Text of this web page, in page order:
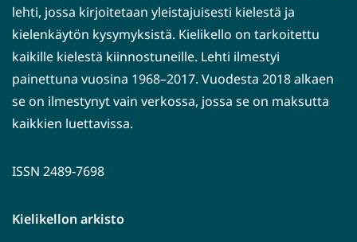
lehti, jossa kirjoitetaan yleistajuisesti kielestä ja
kielenkäytön kysymyksistä. Kielikello on tarkoitettu
kaikille kielestä kiinnostuneille. Lehti ilmestyi
painettuna vuosina 1968–2017. Vuodesta 2018 alkaen
se on ilmestynyt vain verkossa, jossa se on maksutta
kaikkien luettavissa.
ISSN 2489-7698
Kielikellon arkisto